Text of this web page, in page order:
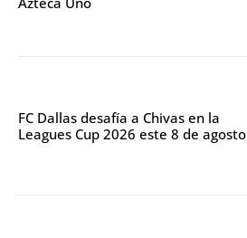
FC Dallas desafía a Chivas en la
Leagues Cup 2026 este 8 de agosto